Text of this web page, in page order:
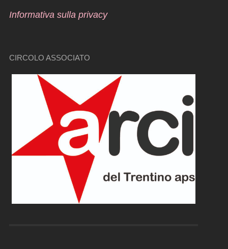
Informativa sulla privacy
CIRCOLO ASSOCIATO